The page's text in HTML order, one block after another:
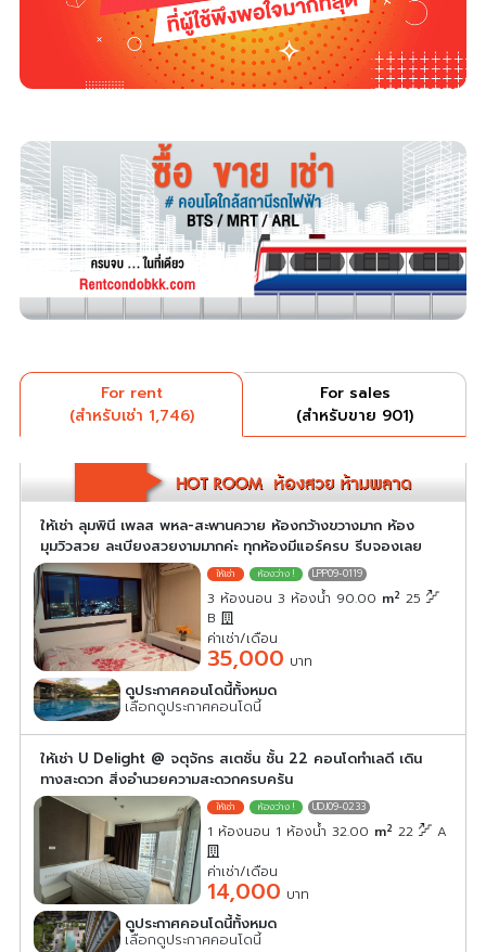
For rent
(สำหรับเช่า 1,746)
For sales
(สำหรับขาย 901)
ให้เช่า ลุมพินี เพลส พหล-สะพานควาย ห้องกว้างขวางมาก ห้อง
มุมวิวสวย ละเบียงสวยงามมากค่ะ ทุกห้องมีแอร์ครบ รีบจองเลย
LPP09-0119
3 ห้องนอน 3 ห้องน้ำ 90.00 m2 25
B
ค่าเช่า/เดือน
35,000 บาท
ดูประกาศคอนโดนี้ทั้งหมด
เลือกดูประกาศคอนโดนี้
ให้เช่า U Delight @ จตุจักร สเตชั่น ชั้น 22 คอนโดทำเลดี เดิน
ทางสะดวก สิ่งอำนวยความสะดวกครบครัน
UDJ09-0233
1 ห้องนอน 1 ห้องน้ำ 32.00 m2 22 A
ค่าเช่า/เดือน
14,000 บาท
ดูประกาศคอนโดนี้ทั้งหมด
เลือกดูประกาศคอนโดนี้